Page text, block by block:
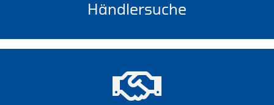
Händlersuche